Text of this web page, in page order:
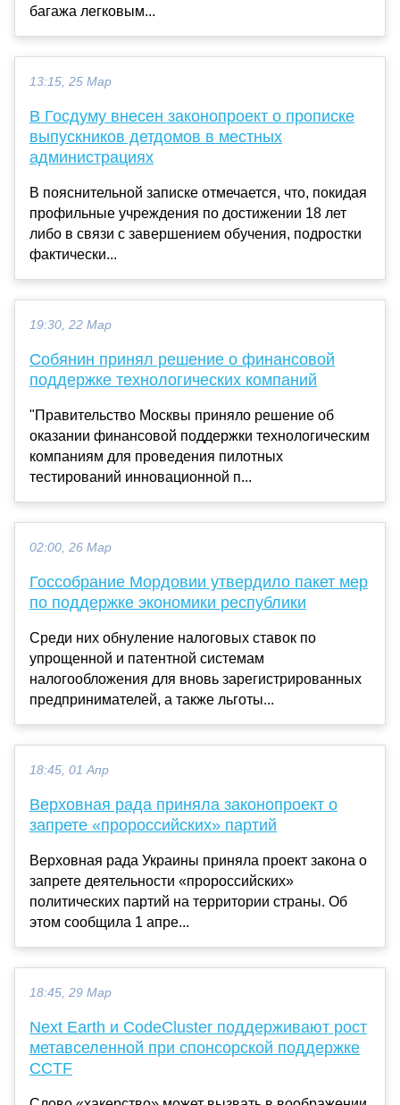
багажа легковым...
13:15, 25 Мар
В Госдуму внесен законопроект о прописке
выпускников детдомов в местных
администрациях
В пояснительной записке отмечается, что, покидая
профильные учреждения по достижении 18 лет
либо в связи с завершением обучения, подростки
фактически...
19:30, 22 Мар
Собянин принял решение о финансовой
поддержке технологических компаний
"Правительство Москвы приняло решение об
оказании финансовой поддержки технологическим
компаниям для проведения пилотных
тестирований инновационной п...
02:00, 26 Мар
Госсобрание Мордовии утвердило пакет мер
по поддержке экономики республики
Среди них обнуление налоговых ставок по
упрощенной и патентной системам
налогообложения для вновь зарегистрированных
предпринимателей, а также льготы...
18:45, 01 Апр
Верховная рада приняла законопроект о
запрете «пророссийских» партий
Верховная рада Украины приняла проект закона о
запрете деятельности «пророссийских»
политических партий на территории страны. Об
этом сообщила 1 апре...
18:45, 29 Мар
Next Earth и CodeCluster поддерживают рост
метавселенной при спонсорской поддержке
CCTF